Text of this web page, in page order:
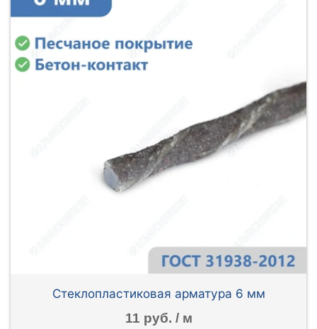
Стеклопластиковая арматура 6 мм
11 руб. / м